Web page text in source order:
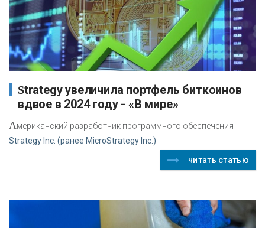
Strategy увеличила портфель биткоинов
вдвое в 2024 году - «В мире»
Американский разработчик программного обеспечения
Strategy Inc. (ранее MicroStrategy Inc.)
читать статью